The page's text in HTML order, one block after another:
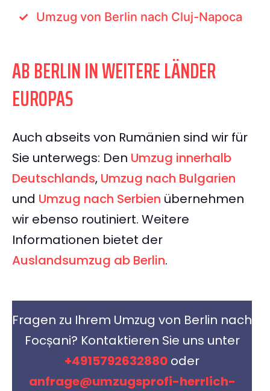
Umzug von Berlin nach Cluj-Napoca
AB BERLIN IN WEITERE LÄNDER
EUROPAS
Auch abseits von Rumänien sind wir für
Sie unterwegs: Den Umzug innerhalb
Deutschlands, Umzug nach Bulgarien
und Umzug nach Serbien übernehmen
wir ebenso routiniert. Weitere
Informationen bietet der
Auslandsumzug ab Berlin.
Fragen zu Ihrem Umzug von Berlin nach
Focșani? Kontaktieren Sie uns unter
+4915792632880 oder
anfrage@umzugsprofi-herrlich-